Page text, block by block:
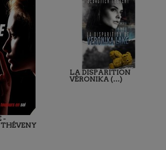
-
LA DISPARITION
VÉRONIKA (…)